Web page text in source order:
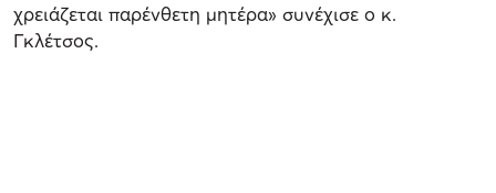
χρειάζεται παρένθετη μητέρα» συνέχισε ο κ.
Γκλέτσος.